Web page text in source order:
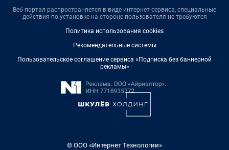
Веб-портал распространяется в виде интернет-сервиса, специальные
действия по установке на стороне пользователя не требуются
Политика использования cookies
Рекомендательные системы
Пользовательское соглашение сервиса «Подписка без баннерной
рекламы»
© ООО «Интернет Технологии»